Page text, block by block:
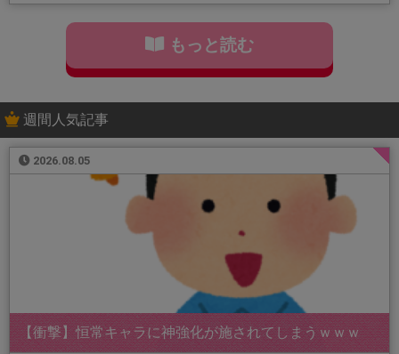
もっと読む
週間人気記事
2026.08.05
【衝撃】恒常キャラに神強化が施されてしまうｗｗｗ